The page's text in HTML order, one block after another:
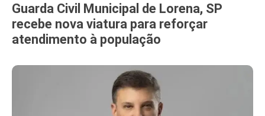
Guarda Civil Municipal de Lorena, SP
recebe nova viatura para reforçar
atendimento à população